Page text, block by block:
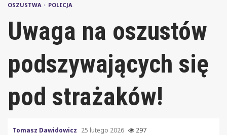
OSZUSTWA POLICJA
Uwaga na oszustów
podszywających się
pod strażaków!
Tomasz Dawidowicz 25 lutego 2026 297